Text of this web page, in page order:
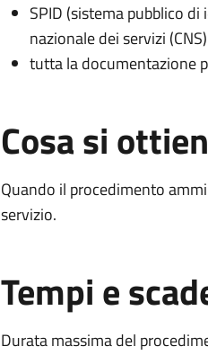
SPID (sistema pubblico
nazionale dei servizi (CNS)
tutta la documentazione
Cosa si
Quando il procedimento
servizio.
Tempi e
Durata massima del